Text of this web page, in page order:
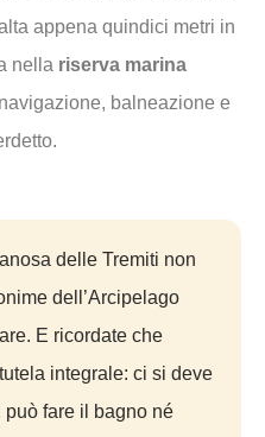
appena quindici metri in
nella riserva marina
balneazione e
delle Tremiti non
dell’Arcipelago
E ricordate che
integrale: ci si deve
fare il bagno né